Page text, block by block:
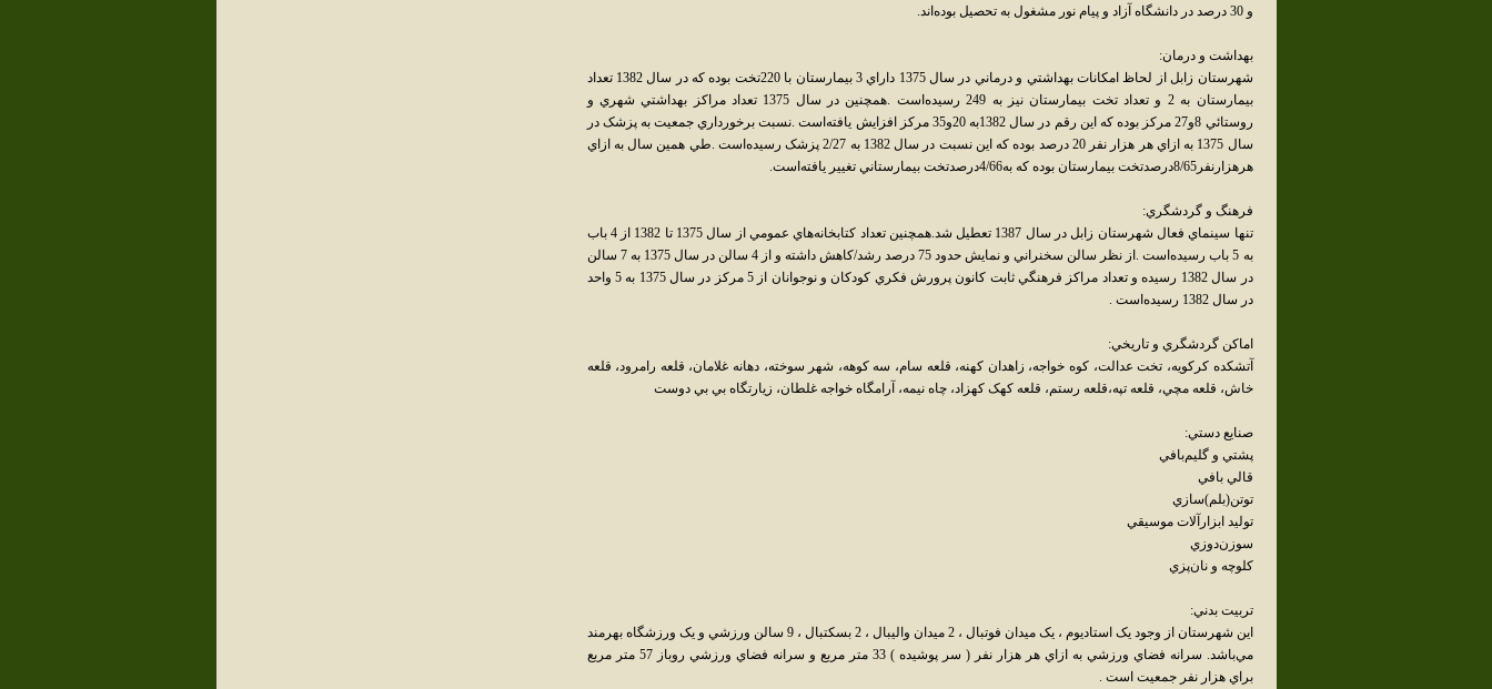
و 30 درصد در دانشگاه آزاد و پيام نور مشغول به تحصيل بوده‌اند.
بهداشت و درمان:
شهرستان زابل از لحاظ امکانات بهداشتي و درماني در سال 1375 داراي 3 بيمارستان با 220تخت بوده که در سال 1382 تعداد
بيمارستان به 2 و تعداد تخت بيمارستان نيز به 249 رسيده‌است .همچنين در سال 1375 تعداد مراکز بهداشتي شهري و
روستائي 8و27 مرکز بوده که اين رقم در سال 1382به 20و35 مرکز افزايش يافته‌است .نسبت برخورداري جمعيت به پزشک در
سال 1375 به ازاي هر هزار نفر 20 درصد بوده که اين نسبت در سال 1382 به 2/27 پزشک رسيده‌است .طي همين سال به ازاي
هرهزارنفر8/65درصدتخت بيمارستان بوده که به4/66درصدتخت بيمارستاني تغيير يافته‌است.
فرهنگ و گردشگري:
تنها سينماي فعال شهرستان زابل در سال 1387 تعطيل شد.همچنين تعداد کتابخانه‌هاي عمومي از سال 1375 تا 1382 از 4 باب
به 5 باب رسيده‌است .از نظر سالن سخنراني و نمايش حدود 75 درصد رشد/کاهش داشته و از 4 سالن در سال 1375 به 7 سالن
در سال 1382 رسيده و تعداد مراکز فرهنگي ثابت کانون پرورش فکري کودکان و نوجوانان از 5 مرکز در سال 1375 به 5 واحد
در سال 1382 رسيده‌است .
اماکن گردشگري و تاريخي:
آتشکده کرکويه، تخت عدالت، کوه خواجه، زاهدان کهنه، قلعه سام، سه کوهه، شهر سوخته، دهانه غلامان، قلعه رامرود، قلعه
خاش، قلعه مچي، قلعه تپه،قلعه رستم، قلعه کهک کهزاد، چاه نيمه، آرامگاه خواجه غلطان، زيارتگاه بي بي دوست
صنايع دستي:
پشتي و گليم‌بافي
قالي بافي
توتن(بلم)سازي
توليد ابزارآلات موسيقي
سوزن‌دوزي
کلوچه و نان‌پزي
تربيت بدني:
اين شهرستان از وجود يک استاديوم ، يک ميدان فوتبال ، 2 ميدان واليبال ، 2 بسکتبال ، 9 سالن ورزشي و يک ورزشگاه بهرمند
مي‌باشد. سرانه فضاي ورزشي به ازاي هر هزار نفر ( سر پوشيده ) 33 متر مربع و سرانه فضاي ورزشي روباز 57 متر مربع
براي هزار نفر جمعيت است .